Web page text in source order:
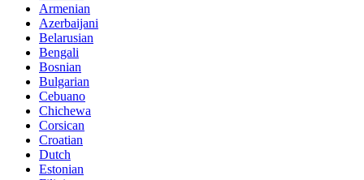
Armenian
Azerbaijani
Belarusian
Bengali
Bosnian
Bulgarian
Cebuano
Chichewa
Corsican
Croatian
Dutch
Estonian